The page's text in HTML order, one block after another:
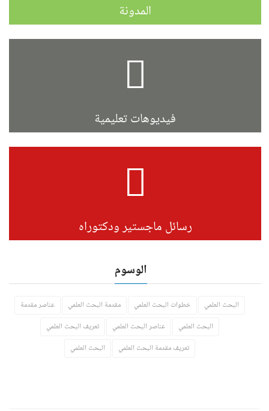
المدونة
فيديوهات تعليمية
رسائل ماجستير ودكتوراه
الوسوم
البحث العلمي خطوات البحث العلمي مقدمة البحث العلمي
عناصر مقدمة
البحث العلمي
عناصر البحث العلمي
تعريف البحث العلمي
تعريف مقدمة البحث العلمي
البحث العلمي